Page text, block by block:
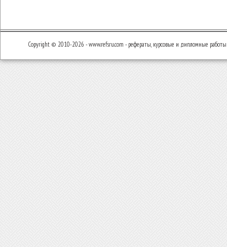
Copyright © 2010-2026 - www.refsru.com - рефераты, курсовые и дипломные работы